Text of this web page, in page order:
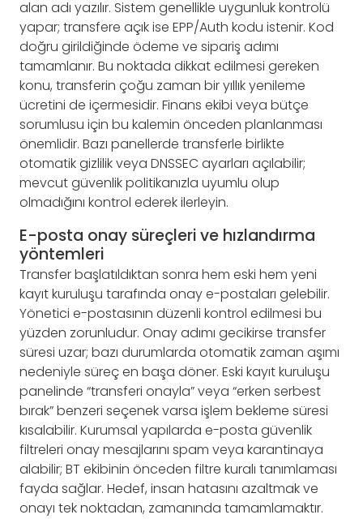
alan adı yazılır. Sistem genellikle uygunluk kontrolü
yapar; transfere açık ise EPP/Auth kodu istenir. Kod
doğru girildiğinde ödeme ve sipariş adımı
tamamlanır. Bu noktada dikkat edilmesi gereken
konu, transferin çoğu zaman bir yıllık yenileme
ücretini de içermesidir. Finans ekibi veya bütçe
sorumlusu için bu kalemin önceden planlanması
önemlidir. Bazı panellerde transferle birlikte
otomatik gizlilik veya DNSSEC ayarları açılabilir;
mevcut güvenlik politikanızla uyumlu olup
olmadığını kontrol ederek ilerleyin.
E-posta onay süreçleri ve hızlandırma
yöntemleri
Transfer başlatıldıktan sonra hem eski hem yeni
kayıt kuruluşu tarafında onay e-postaları gelebilir.
Yönetici e-postasının düzenli kontrol edilmesi bu
yüzden zorunludur. Onay adımı gecikirse transfer
süresi uzar; bazı durumlarda otomatik zaman aşımı
nedeniyle süreç en başa döner. Eski kayıt kuruluşu
panelinde “transferi onayla” veya “erken serbest
bırak” benzeri seçenek varsa işlem bekleme süresi
kısalabilir. Kurumsal yapılarda e-posta güvenlik
filtreleri onay mesajlarını spam veya karantinaya
alabilir; BT ekibinin önceden filtre kuralı tanımlaması
fayda sağlar. Hedef, insan hatasını azaltmak ve
onayı tek noktadan, zamanında tamamlamaktır.